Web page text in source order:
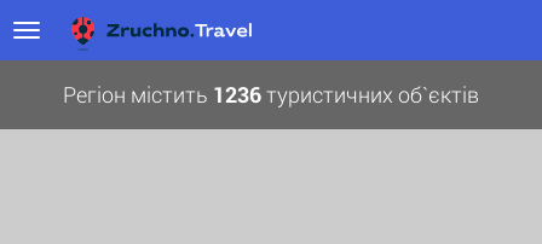
Регіон містить 1236туристичних об`єктів